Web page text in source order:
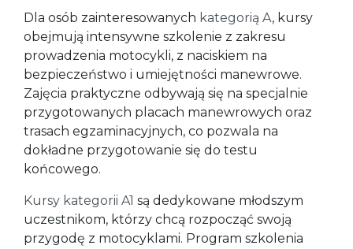
Dla osób zainteresowanych kategorią A, kursy
obejmują intensywne szkolenie z zakresu
prowadzenia motocykli, z naciskiem na
bezpieczeństwo i umiejętności manewrowe.
Zajęcia praktyczne odbywają się na specjalnie
przygotowanych placach manewrowych oraz
trasach egzaminacyjnych, co pozwala na
dokładne przygotowanie się do testu
końcowego.
Kursy kategorii A1 są dedykowane młodszym
uczestnikom, którzy chcą rozpocząć swoją
przygodę z motocyklami. Program szkolenia